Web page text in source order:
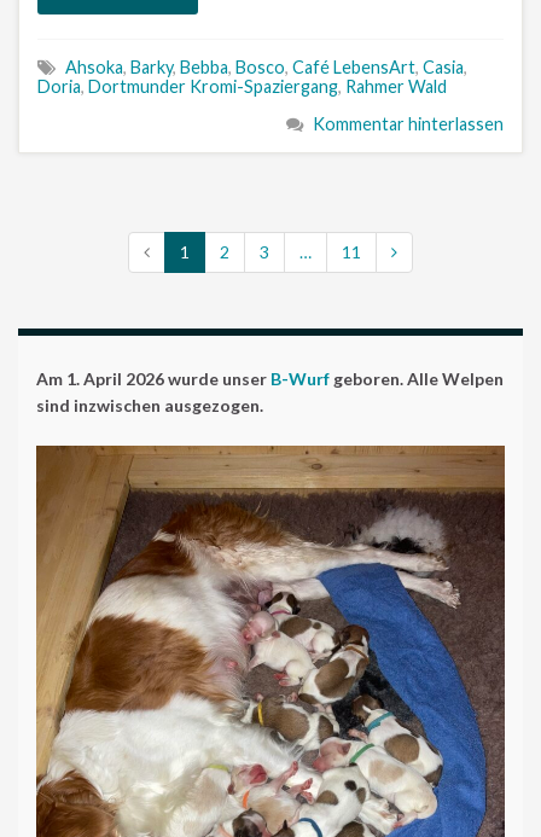
Ahsoka, Barky, Bebba, Bosco, Café LebensArt, Casia,
Doria, Dortmunder Kromi-Spaziergang, Rahmer Wald
Kommentar hinterlassen
1 2 3 … 11
Am 1. April 2026 wurde unser B-Wurf geboren. Alle Welpen
sind inzwischen ausgezogen.